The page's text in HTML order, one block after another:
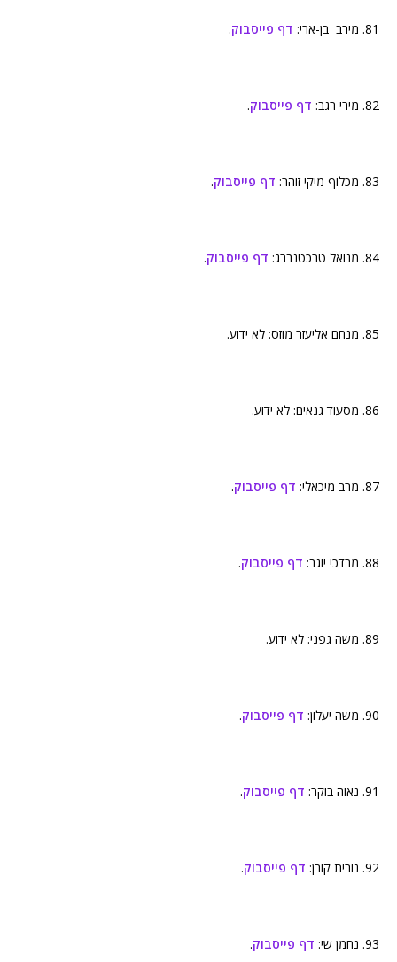
81. מירב בן-ארי: דף פייסבוק.
82. מירי רגב: דף פייסבוק.
83. מכלוף מיקי זוהר: דף פייסבוק.
84. מנואל טרכטנברג: דף פייסבוק.
85. מנחם אליעזר מוזס: לא ידוע.
86. מסעוד גנאים: לא ידוע.
87. מרב מיכאלי: דף פייסבוק.
88. מרדכי יוגב: דף פייסבוק.
89. משה גפני: לא ידוע.
90. משה יעלון: דף פייסבוק.
91. נאוה בוקר: דף פייסבוק.
92. נורית קורן: דף פייסבוק.
93. נחמן שי: דף פייסבוק.